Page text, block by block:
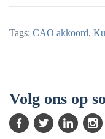
Tags: CAO akkoord,
Volg ons op